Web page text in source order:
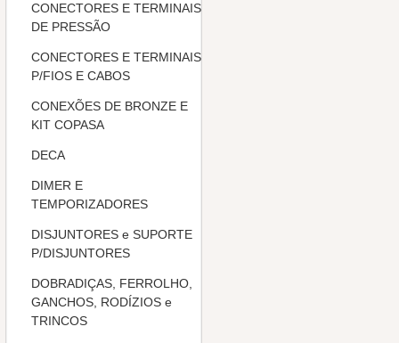
CONECTORES E TERMINAIS
DE PRESSÃO
CONECTORES E TERMINAIS
P/FIOS E CABOS
CONEXÕES DE BRONZE E
KIT COPASA
DECA
DIMER E
TEMPORIZADORES
DISJUNTORES e SUPORTE
P/DISJUNTORES
DOBRADIÇAS, FERROLHO,
GANCHOS, RODÍZIOS e
TRINCOS